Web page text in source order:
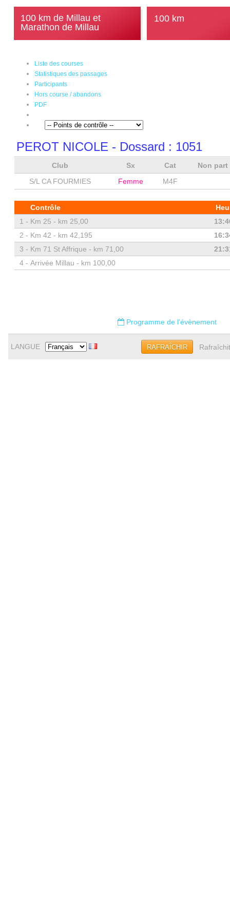
100 km de Millau et
Marathon de Millau
100 km
Liste des courses
Statistiques des passages
Participants
Hors course / abandons
PDF
PEROT NICOLE - Dossard : 1051
Club Sx Cat
Non part
S/L CA FOURMIES
Femme M4F
Contrôle
1 - Km 25 - km 25,00
2 - Km 42 - km 42,195
3 - Km 71 St Affrique - km 71,00
4 - Arrivée Millau - km 100,00
Programme de l'évènement
LANGUE RAFRAÎCHIR